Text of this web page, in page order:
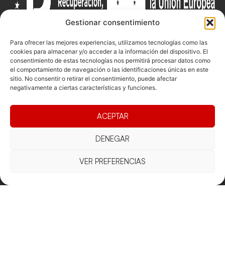
Gestionar consentimiento
Para ofrecer las mejores experiencias, utilizamos tecnologías como las
cookies para almacenar y/o acceder a la información del dispositivo. El
consentimiento de estas tecnologías nos permitirá procesar datos como
el comportamiento de navegación o las identificaciones únicas en este
sitio. No consentir o retirar el consentimiento, puede afectar
negativamente a ciertas características y funciones.
ACEPTAR
DENEGAR
VER PREFERENCIAS
Federació
Competicions
Competiciones
Pista
Competiciones
Vólei neu
Documentacio
Funcionament
Eleccions
Contacte
Carrer de les